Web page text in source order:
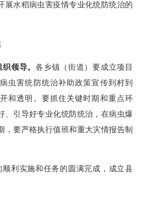
展水稻病虫害疫情专业化统防统治的
织领导。各乡镇（街道）要成立项目
虫害统防统治补助政策宣传到村到
和透明。要抓住关键时期和重点环
、引导好专业化统防统治，在病虫爆
，要严格执行值班和重大灾情报告制
顺利实施和任务的圆满完成，成立县